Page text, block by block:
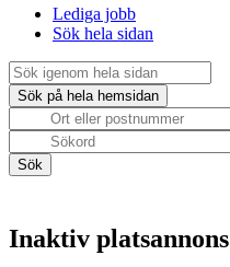
Lediga jobb
Sök hela sidan
Inaktiv platsannons